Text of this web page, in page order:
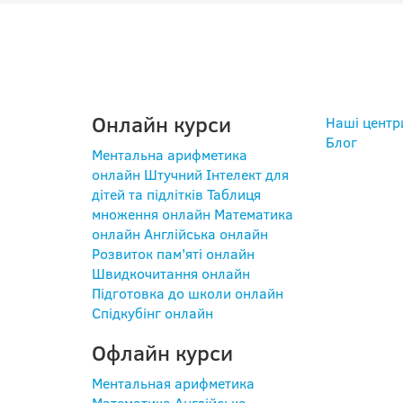
Онлайн курси
Ментальна арифметика
онлайн Штучний Інтелект для
дітей та підлітків Таблиця
множення онлайн Математика
онлайн Англійська онлайн
Розвиток пам'яті онлайн
Швидкочитання онлайн
Підготовка до школи онлайн
Спідкубінг онлайн
Офлайн курси
Ментальная арифметика
Наші
Блог